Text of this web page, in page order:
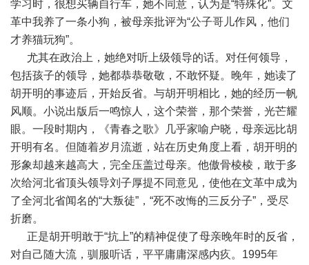
学习时，很想买辆自行车，她不同意，认为是“特殊化”。文
革中我养了一条小狗，被母亲批评为“公子哥儿作风，他们
才养猫玩狗”。
尤其在政治上，她绝对听上级领导的话。对任何领导，
包括孩子的领导，她都恭恭敬敬，不敢怀疑。晚年，她读了
胡开明的事迹后，开始反省。与胡开明相比，她的经历一帆
风顺。小说出版后一鸣惊人，这个荣誉，那个荣誉，光芒耀
眼。一段时期内，《青春之歌》几乎家喻户晓，母亲远比胡
开明有名。但随着岁月流逝，站在历史角度上看，胡开明的
形象却越来越高大，完全压盖过母亲。他傲骨棱棱，敢于多
次给河北省顶头领导刘子厚提不同意见，使他在文革中成为
了全河北省闻名的“大叛徒”，“死不改悔的三反分子”，受尽
折磨。
正是胡开明敢于“抗上”的精神促使了母亲晚年时的反省，
对自己随大流，驯服听话，平平庸庸深感内疚。1995年